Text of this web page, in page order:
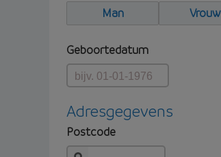
Man
Vrouw
Geboortedatum
Adresgegevens
Postcode